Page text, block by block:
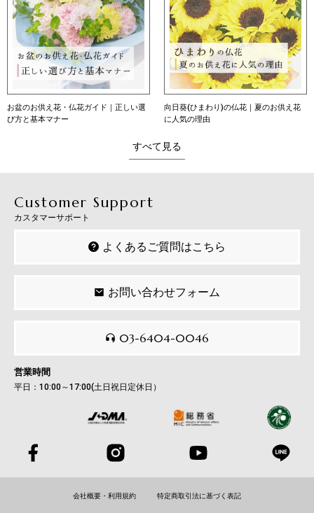
向日葵(ひまわり)の仏花｜夏のお供え花
に人気の理由
向日葵（ひまわり）の花言葉｜本数別の
意味・育て方・贈り方
すべて見る
Customer Support
カスタマーサポート
よくあるご質問はこちら
お問い合わせフォーム
03-6404-0046
営業時間
平日：10:00～17:00(土日祝日定休日）
会社概要・利用規約 特定商取引法に基づく表記